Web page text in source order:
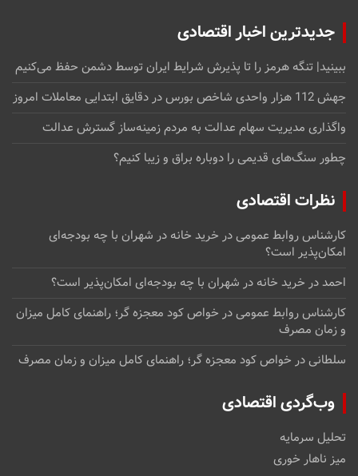
جدیدترین اخبار اقتصادی
ببینید| تنگه هرمز را تا پذیرش شرایط ایران توسط دشمن حفظ می‌کنیم
جهش 112 هزار واحدی شاخص بورس در دقایق ابتدایی معاملات امروز
واگذاری مدیریت سهام عدالت به مردم زمینه‌ساز گسترش عدالت
چطور سنگ‌های قدیمی را دوباره براق و زیبا کنیم؟
نظرات اقتصادی
کارشناس روابط عمومیدرخرید خانه در شهران با چه بودجه‌ای
امکان‌پذیر است؟
احمددرخرید خانه در شهران با چه بودجه‌ای امکان‌پذیر است؟
کارشناس روابط عمومیدرخواص کود معجزه گر؛ راهنمای کامل میزان
و زمان مصرف
سلطانیدرخواص کود معجزه گر؛ راهنمای کامل میزان و زمان مصرف
وب‌گردی اقتصادی
تحلیل سرمایه
میز ناهار خوری